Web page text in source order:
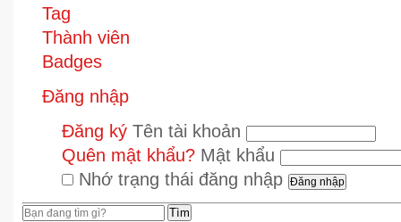
Tag
Thành viên
Badges
Đăng nhập
Đăng ký Tên tài khoản
Quên mật khẩu? Mật khẩu
Nhớ trạng thái đăng nhập
Tìm